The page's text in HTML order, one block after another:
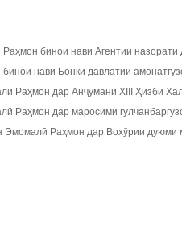
бинои нави Агентии назорати
нави Бонки давлатии
Раҳмон дар Анҷумани ХIII Ҳизби
Раҳмон дар маросими
Эмомалӣ Раҳмон дар Вохӯрии дуюми